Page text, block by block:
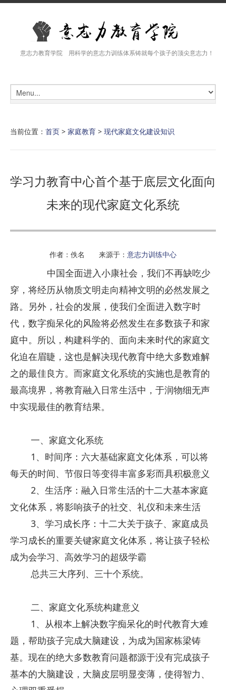
意志力教育学院 用科学的意志力训练体系铸就每个孩子的顶尖意志力！
当前位置： 首页 > 家庭教育 > 现代家庭文化建设知识
学习力教育中心首个基于底层文化面向
未来的现代家庭文化系统
作者：佚名 来源于： 意志力训练中心
中国全面进入小康社会，我们不再缺吃少
穿，将经历从物质文明走向精神文明的必然发展之
路。另外，社会的发展，使我们全面进入数字时
代，数字痴呆化的风险将必然发生在多数孩子和家
庭中。所以，构建科学的、面向未来时代的家庭文
化迫在眉睫，这也是解决现代教育中绝大多数难解
之的最佳良方。而家庭文化系统的实施也是教育的
最高境界，将教育融入日常生活中，于润物细无声
中实现最佳的教育结果。
一、家庭文化系统
1、时间序：六大基础家庭文化体系，可以将
每天的时间、节假日等变得丰富多彩而具积极意义
2、生活序：融入日常生活的十二大基本家庭
文化体系，将影响孩子的社交、礼仪和未来生活
3、学习成长序：十二大关于孩子、家庭成员
学习成长的重要关键家庭文化体系，将让孩子轻松
成为会学习、高效学习的超级学霸
总共三大序列、三十个系统。
二、家庭文化系统构建意义
1、从根本上解决数字痴呆化的时代教育大难
题，帮助孩子完成大脑建设，为成为国家栋梁铸
基。现在的绝大多数教育问题都源于没有完成孩子
基本的大脑建设，大脑皮层明显变薄，使得智力、